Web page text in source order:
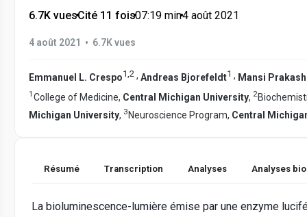
6.7K vues•Cité 11 fois•07:19 min•4 août 2021
4 août 2021 • 6.7K vues
Emmanuel L. Crespo1,2 , Andreas Bjorefeldt1 , Mansi Prakash
1 College of Medicine, Central Michigan University, 2
Michigan University, 3 Neuroscience Program, Central
Résumé Transcription Analyses Analyses
La bioluminescence-lumière émise par une enzyme